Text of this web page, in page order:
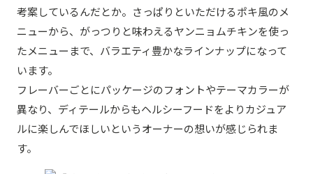
考案しているんだとか。さっぱりといただけるポキ風のメ
ニューから、がっつりと味わえるヤンニョムチキンを使っ
たメニューまで、バラエティ豊かなラインナップになって
います。
フレーバーごとにパッケージのフォントやテーマカラーが
異なり、ディテールからもヘルシーフードをよりカジュア
ルに楽しんでほしいというオーナーの想いが感じられま
す。